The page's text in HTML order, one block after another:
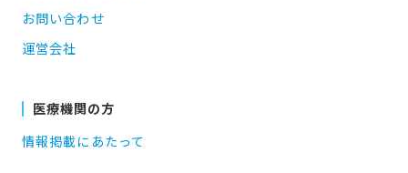
お問い合わせ
運営会社
医療機関の方
情報掲載にあたって